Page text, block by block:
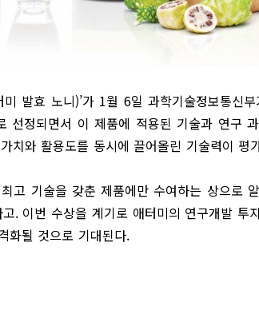
발효 노니)’가 1월 6일 과학기술정보통신
선정되면서 이 제품에 적용된 기술과 연구
치와 활용도를 동시에 끌어올린 기술력이 평
고 기술을 갖춘 제품에만 수여하는 상으로
. 이번 수상을 계기로 애터미의 연구개발 투
화될 것으로 기대된다.